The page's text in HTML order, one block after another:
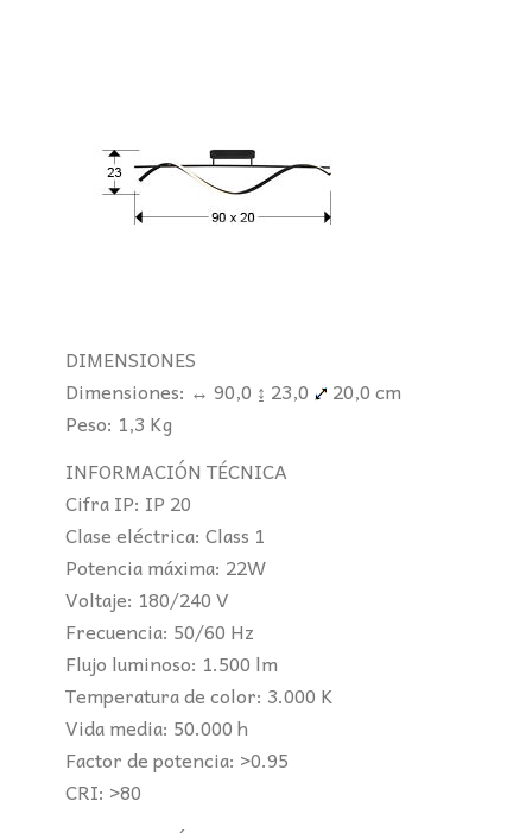
DIMENSIONES
Dimensiones: ↔ 90,0 ↨ 23,0
20,0 cm
Peso: 1,3 Kg
INFORMACIÓN TÉCNICA
Cifra IP: IP 20
Clase eléctrica: Class 1
Potencia máxima: 22W
Voltaje: 180/240 V
Frecuencia: 50/60 Hz
Flujo luminoso: 1.500 lm
Temperatura de color: 3.000 K
Vida media: 50.000 h
Factor de potencia: >0.95
CRI: >80